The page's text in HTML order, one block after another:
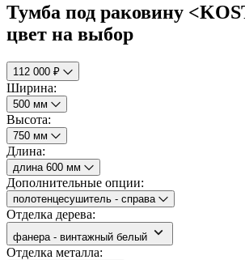
Тумба под раковину
цвет на выбор
112 000 ₽
Ширина:
500 мм
Высота:
750 мм
Длина:
длина 600 мм
Дополнительные опции:
полотенцесушитель - справа
Отделка дерева:
фанера - винтажный белый
Отделка металла: